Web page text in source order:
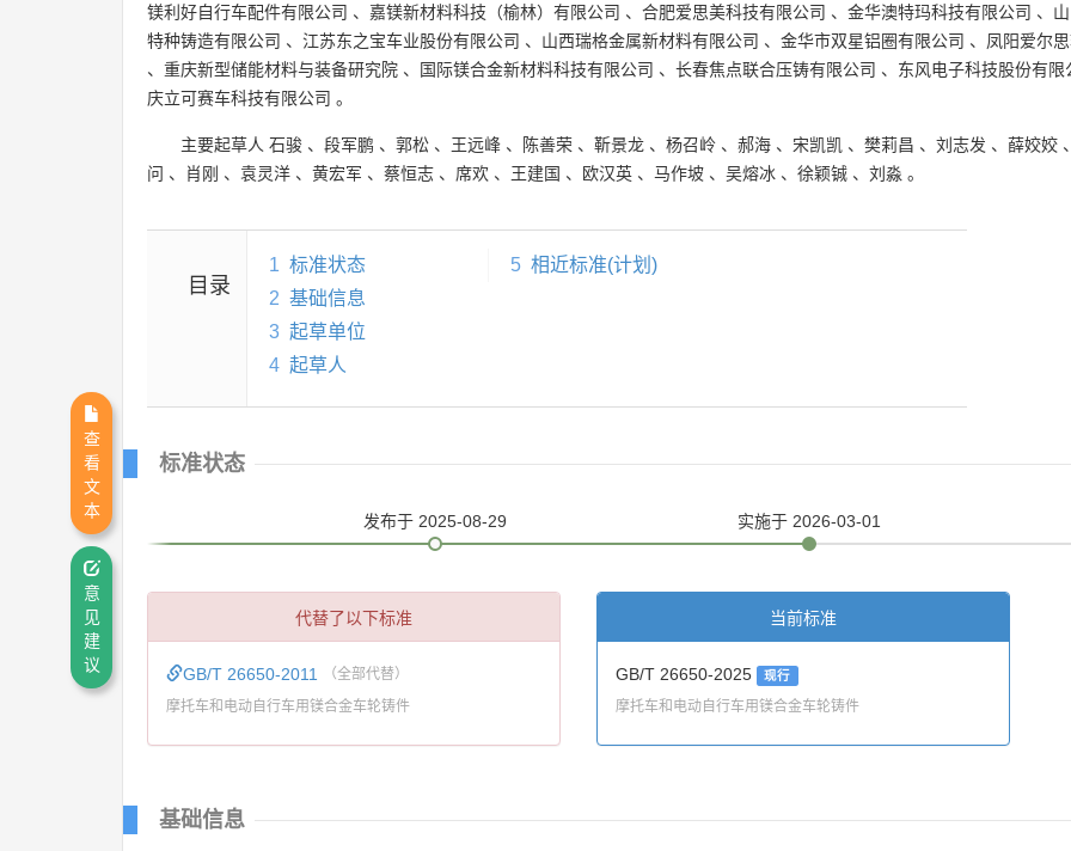
镁利好自行车配件有限公司 、 嘉镁新材料科技（榆林）有限公司 、 合肥爱思美科技有限公司 、 金华澳特玛科技有限公司 、
特种铸造有限公司 、 江苏东之宝车业股份有限公司 、 山西瑞格金属新材料有限公司 、 金华市双星铝圈有限公司 、 凤阳爱尔
、 重庆新型储能材料与装备研究院 、 国际镁合金新材料科技有限公司 、 长春焦点联合压铸有限公司 、 东风电子科技股份有
庆立可赛车科技有限公司 。
主要起草人 石骏 、 段军鹏 、 郭松 、 王远峰 、 陈善荣 、 靳景龙 、 杨召岭 、 郝海 、 宋凯凯 、 樊莉昌 、 刘志发 、 薛姣姣
问 、 肖刚 、 袁灵洋 、 黄宏军 、 蔡恒志 、 席欢 、 王建国 、 欧汉英 、 马作坡 、 吴熔冰 、 徐颖铖 、 刘淼 。
目录
1 标准状态
2 基础信息
3 起草单位
4 起草人
5 相近标准(计划)
标准状态
发布于 2025-08-29 实施于 2026-03-01
代替了以下标准
GB/T 26650-2011 （全部代替）
摩托车和电动自行车用镁合金车轮铸件
当前标准
GB/T 26650-2025 现行
摩托车和电动自行车用镁合金车轮铸件
基础信息
查
看
文
本
意
见
建
议